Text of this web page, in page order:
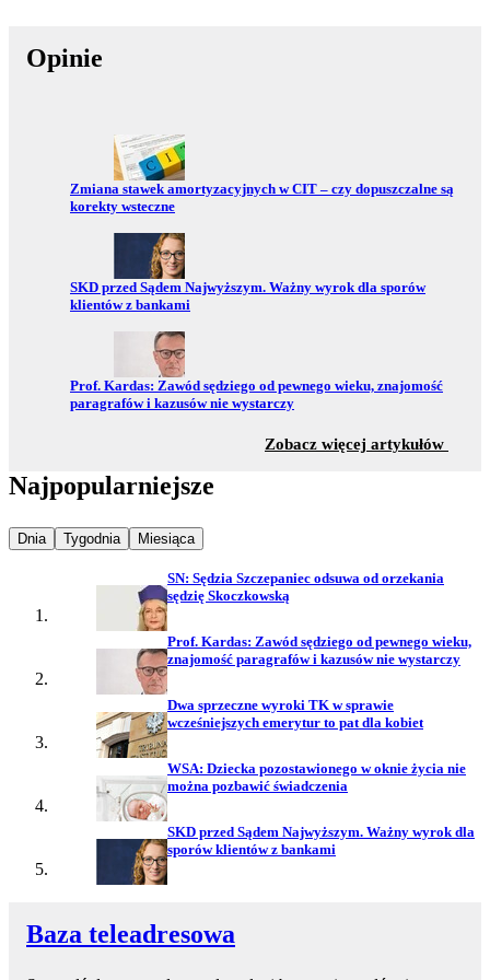
Opinie
Przejdź do:
Zmiana stawek amortyzacyjnych w CIT – czy dopuszczalne są
korekty wsteczne
Przejdź do:
SKD przed Sądem Najwyższym. Ważny wyrok dla sporów
klientów z bankami
Przejdź do:
Prof. Kardas: Zawód sędziego od pewnego wieku, znajomość
paragrafów i kazusów nie wystarczy
Zobacz więcej artykułów
Najpopularniejsze
Najpopularniejsze wiadomości z
Dnia Najpopularniejsze wiadomości z
Tygodnia Najpopularniejsze wiadomości z
Miesiąca
SN: Sędzia Szczepaniec odsuwa od orzekania
sędzię Skoczkowską
Prof. Kardas: Zawód sędziego od pewnego wieku,
znajomość paragrafów i kazusów nie wystarczy
Dwa sprzeczne wyroki TK w sprawie
wcześniejszych emerytur to pat dla kobiet
WSA: Dziecka pozostawionego w oknie życia nie
można pozbawić świadczenia
SKD przed Sądem Najwyższym. Ważny wyrok dla
sporów klientów z bankami
Baza teleadresowa